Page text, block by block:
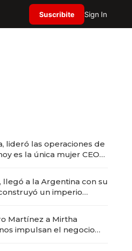
Suscribite Sign In
lideró las operaciones de
es la única mujer CEO
llegó a la Argentina con su
un imperio
Martínez a Mirtha
impulsan el negocio